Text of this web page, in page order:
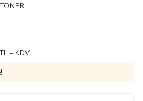
+ KDV